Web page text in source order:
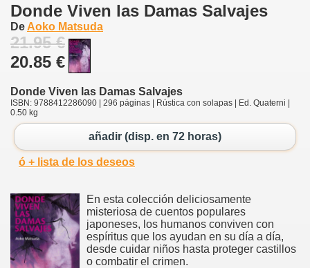
Donde Viven las Damas Salvajes
De Aoko Matsuda
21.95 €
20.85 €
Donde Viven las Damas Salvajes
ISBN: 9788412286090 | 296 páginas | Rústica con solapas | Ed. Quaterni |
0.50 kg
añadir (disp. en 72 horas)
ó + lista de los deseos
En esta colección deliciosamente
misteriosa de cuentos populares
japoneses, los humanos conviven con
espíritus que los ayudan en su día a día,
desde cuidar niños hasta proteger castillos
o combatir el crimen.